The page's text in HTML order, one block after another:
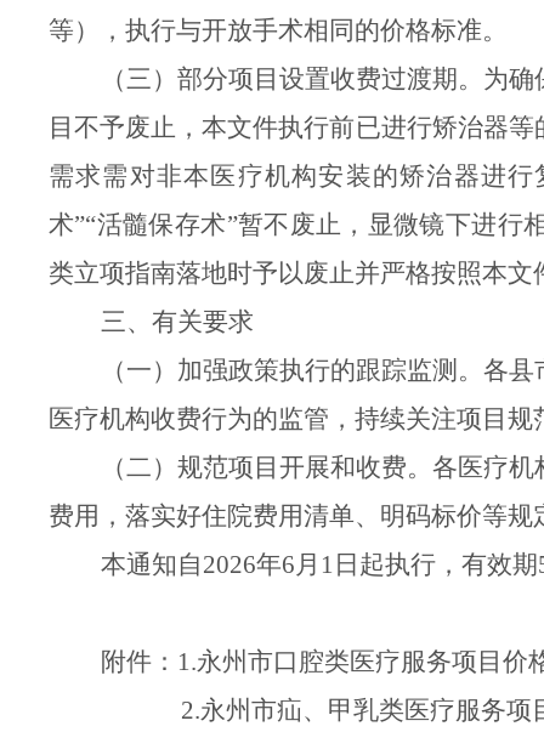
等），执行与开放手术相同的价格标准。
（三）部分项目设置收费过渡期。 为确
目不予废止，本文件执行前已进行矫治器
需求需对非本医疗机构安装的矫治器进
术”“活髓保存术”暂不废止，显微镜下进
类立项指南落地时予以废止并严格按照本文
三、有关要求
（一）加强政策执行的跟踪监测。各县
医疗机构收费行为的监管，持续关注项目
（二）规范项目开展和收费。各医疗机
费用，落实好住院费用清单、明码标价等
本通知自2026年6月1日起执行，有效
附件： 1.永州市口腔类医疗服务项目价
2.永州市疝、甲乳类医疗服务项